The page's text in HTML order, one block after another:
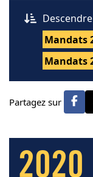
Mandats
Mandats
Partagez sur
2020